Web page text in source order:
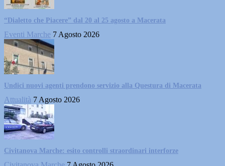
“Dialetto che Piacere” dal 20 al 25 agosto a Macerata
Eventi Marche 7 Agosto 2026
Undici nuovi agenti prendono servizio alla Questura di Macerata
Attualità 7 Agosto 2026
Civitanova Marche: esito controlli straordinari interforze